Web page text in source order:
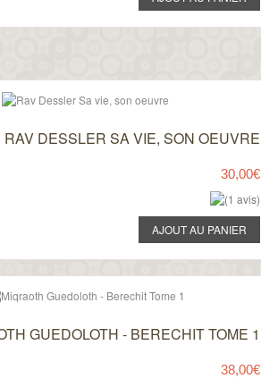
RAV DESSLER SA VIE, SON OEUVRE
30,00€
GUEDOLOTH - BERECHIT TOME 1
38,00€